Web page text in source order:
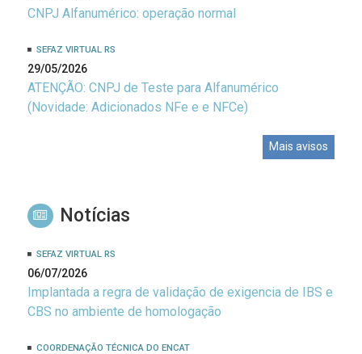
CNPJ Alfanumérico: operação normal
SEFAZ VIRTUAL RS
29/05/2026
ATENÇÃO: CNPJ de Teste para Alfanumérico
(Novidade: Adicionados NFe e e NFCe)
Mais avisos
Notícias
SEFAZ VIRTUAL RS
06/07/2026
Implantada a regra de validação de exigencia de IBS e
CBS no ambiente de homologação
COORDENAÇÃO TÉCNICA DO ENCAT